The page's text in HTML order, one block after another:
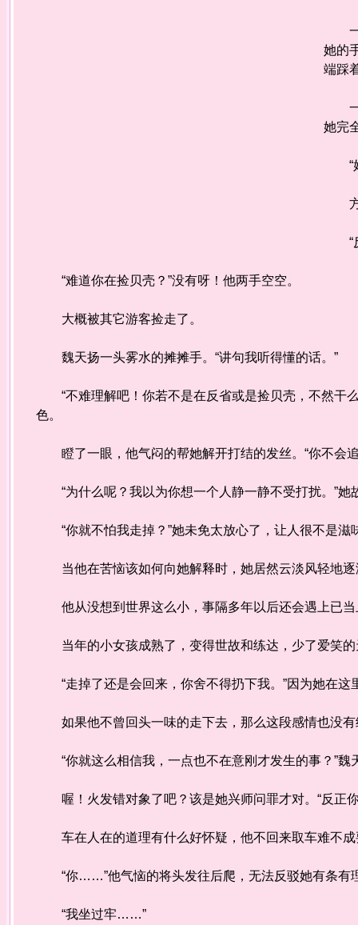
一
她的
端踩
一
她完
“
方
“
“难道你在捡贝壳？”没有呀！他两手空空。
大概被其它游客捡走了。
魏天扬一头雾水的摊摊手。“讲句我听得懂的话。”
“不难理解吧！你若不是在反省或是捡贝壳，不然干
色。
瞪了一眼，他气闷的帮她解开打结的发丝。“你不会
“为什么呢？我以为你想一个人静一静不受打扰。”
“你就不怕我走掉？”她未免太放心了，让人很不是
当他在苦恼该如何向她解释时，她居然云淡风轻地
他从没想到世界这么小，事隔多年以后还会遇上已
当年的小女孩成熟了，变得世故和练达，少了爱笑
“走掉了还是会回来，你舍不得扔下我。”因为她在
如果他不曾回头一味的走下去，那么这段感情也没
“你就这么相信我，一点也不在意刚才发生的事？”
喔！火发错对象了吧？该是她兴师问罪才对。“反正
车在人在的道理有什么好怀疑，他不回来取车难不
“你……”他气恼的将头发往后爬，无法反驳她有条
“我坐过牢……”